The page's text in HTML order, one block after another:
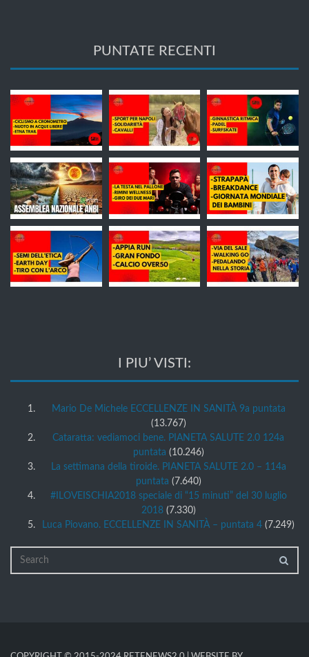
PUNTATE RECENTI
I PIU’ VISTI:
Mario De Michele ECCELLENZE IN SANITÀ 9a puntata
(13.767)
Cataratta: vediamoci bene. PIANETA SALUTE 2.0 124a
puntata (10.246)
La settimana della tiroide. PIANETA SALUTE 2.0 – 114a
puntata (7.640)
#ILOVEISCHIA2018 speciale di “15 minuti” del 30 luglio
2018 (7.330)
Luca Piovano. ECCELLENZE IN SANITÀ – puntata 4 (7.249)